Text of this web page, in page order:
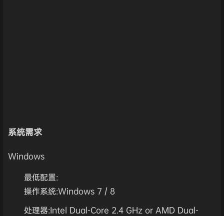
系统需求
Windows
最低配置:
操作系统:Windows 7 / 8
处理器:Intel Dual-Core 2.4 GHz or AMD Dual-